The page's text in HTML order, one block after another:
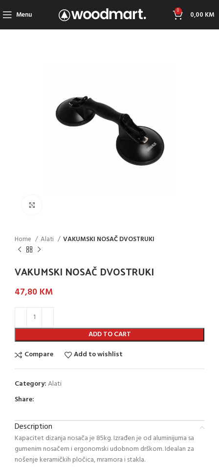
Menu 0 0,00 KM
Home Alati VAKUMSKI NOSAČ DVOSTRUKI
VAKUMSKI NOSAČ DVOSTRUKI
47,80 KM
ADD TO CART
Compare
Add to wishlist
Category:Alati
Share:
Description
Kapacitet dizanja nosača je 85kg. Izrađen je od aluminijuma sa
gumenim nosačem i ergonomski udobnom drškom. Idealan za
nošenje keramičkih pločica, mramora i stakla.